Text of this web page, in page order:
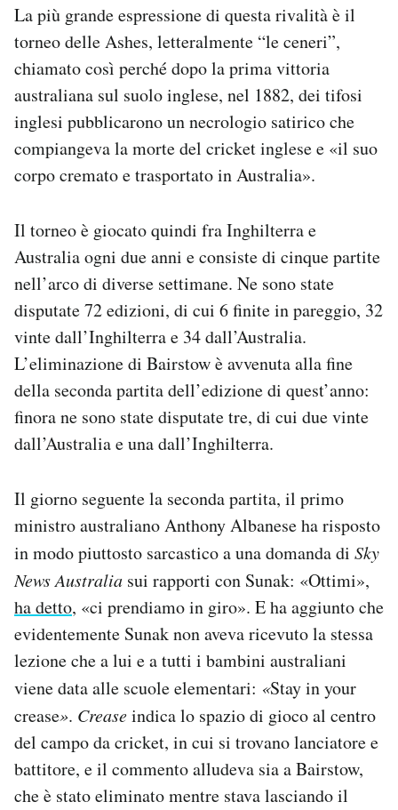
La più grande espressione di questa rivalità è il
torneo delle Ashes, letteralmente “le ceneri”,
chiamato così perché dopo la prima vittoria
australiana sul suolo inglese, nel 1882, dei tifosi
inglesi pubblicarono un necrologio satirico che
compiangeva la morte del cricket inglese e «il suo
corpo cremato e trasportato in Australia».
Il torneo è giocato quindi fra Inghilterra e
Australia ogni due anni e consiste di cinque partite
nell’arco di diverse settimane. Ne sono state
disputate 72 edizioni, di cui 6 finite in pareggio, 32
vinte dall’Inghilterra e 34 dall’Australia.
L’eliminazione di Bairstow è avvenuta alla fine
della seconda partita dell’edizione di quest’anno:
finora ne sono state disputate tre, di cui due vinte
dall’Australia e una dall’Inghilterra.
Il giorno seguente la seconda partita, il primo
ministro australiano Anthony Albanese ha risposto
in modo piuttosto sarcastico a una domanda di Sky
News Australia sui rapporti con Sunak: «Ottimi»,
ha detto, «ci prendiamo in giro». E ha aggiunto che
evidentemente Sunak non aveva ricevuto la stessa
lezione che a lui e a tutti i bambini australiani
viene data alle scuole elementari: «Stay in your
crease». Creaseindica lo spazio di gioco al centro
del campo da cricket, in cui si trovano lanciatore e
battitore, e il commento alludeva sia a Bairstow,
che è stato eliminato mentre stava lasciando il